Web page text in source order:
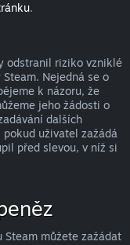
.
odstranil riziko vzniklé
Steam. Nejedná se o
k názoru, že
jeho žádosti o
dalších
pokud uživatel zažádá
před slevou, v níž si
Steam můžete zažádat